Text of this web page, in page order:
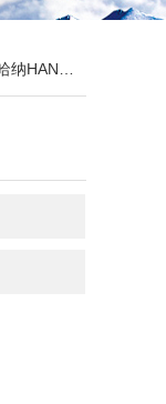
胶复合酸度电极